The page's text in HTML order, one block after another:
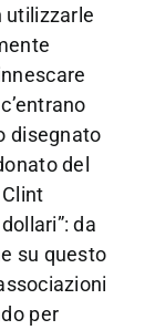
utilizzarle
disegnato
del
da
su questo
per